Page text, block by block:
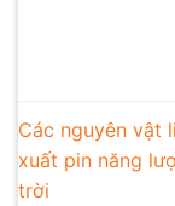
Các nguyên vật
xuất pin năng
trời